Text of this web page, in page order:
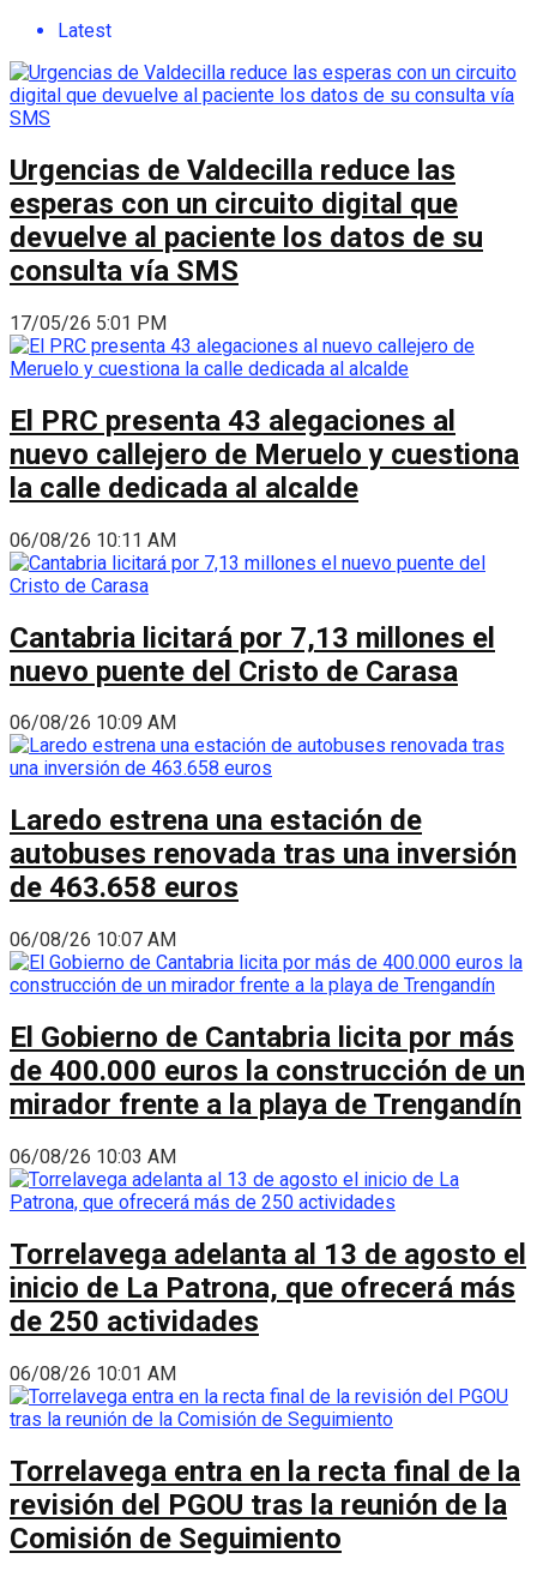
Latest
Urgencias de Valdecilla reduce las
esperas con un circuito digital que
devuelve al paciente los datos de su
consulta vía SMS
17/05/26 5:01 PM
El PRC presenta 43 alegaciones al
nuevo callejero de Meruelo y cuestiona
la calle dedicada al alcalde
06/08/26 10:11 AM
Cantabria licitará por 7,13 millones el
nuevo puente del Cristo de Carasa
06/08/26 10:09 AM
Laredo estrena una estación de
autobuses renovada tras una inversión
de 463.658 euros
06/08/26 10:07 AM
El Gobierno de Cantabria licita por más
de 400.000 euros la construcción de un
mirador frente a la playa de Trengandín
06/08/26 10:03 AM
Torrelavega adelanta al 13 de agosto el
inicio de La Patrona, que ofrecerá más
de 250 actividades
06/08/26 10:01 AM
Torrelavega entra en la recta final de la
revisión del PGOU tras la reunión de la
Comisión de Seguimiento